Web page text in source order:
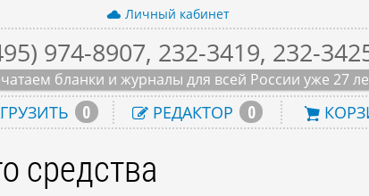
Личный кабинет
974-8907, 232-3419, 232-
бланки и журналы для всей России уже 27
0 РЕДАКТОР 0
средства